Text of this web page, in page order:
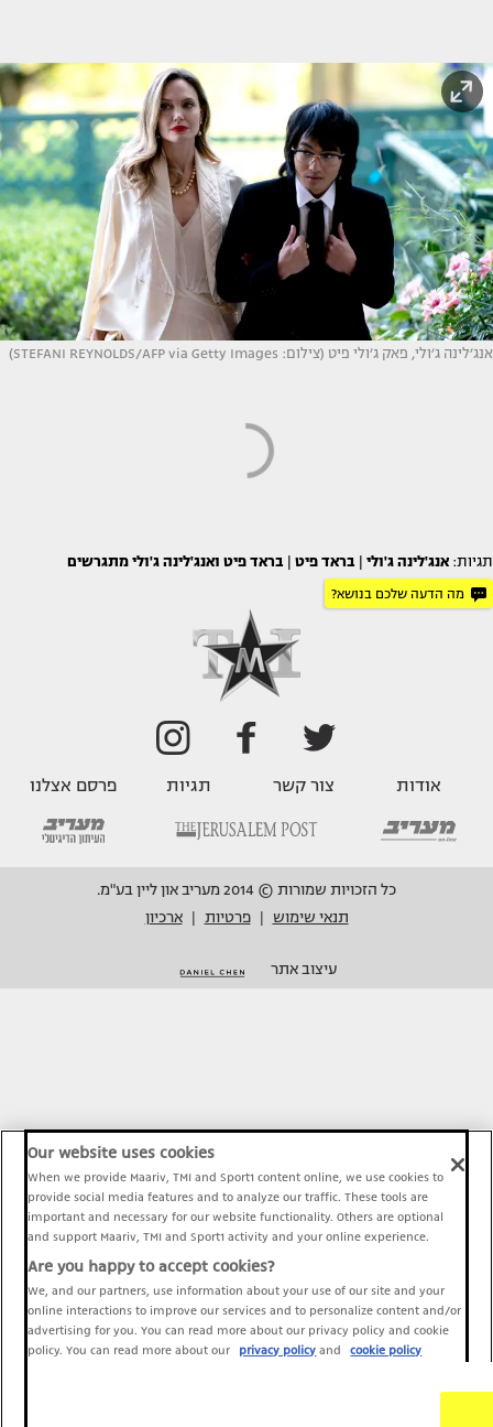
אנג׳לינה ג׳ולי, פאק ג׳ולי פיט (צילום: STEFANI REYNOLDS/AFP via Getty Images)
תגיות: אנג'לינה ג'ולי בראד פיט בראד פיט ואנג'לינה ג'ולי מתגרשים
מה הדעה שלכם בנושא?
אודות צור קשר תגיות פרסם אצלנו
כל הזכויות שמורות © 2014 מעריב און ליין בע"מ.
תנאי שימוש
פרטיות ארכיון
עיצוב אתר
Our website uses cookies
When we provide Maariv, TMI and Sport1 content online, we use cookies to
provide social media features and to analyze our traffic. These tools are
important and necessary for our website functionality. Others are optional
and support Maariv, TMI and Sport1 activity and your online experience.
Are you happy to accept cookies?
We, and our partners, use information about your use of our site and your
online interactions to improve our services and to personalize content and/or
advertising for you. You can read more about our privacy policy and cookie
policy. You can read more about our
privacy policy and cookie policy